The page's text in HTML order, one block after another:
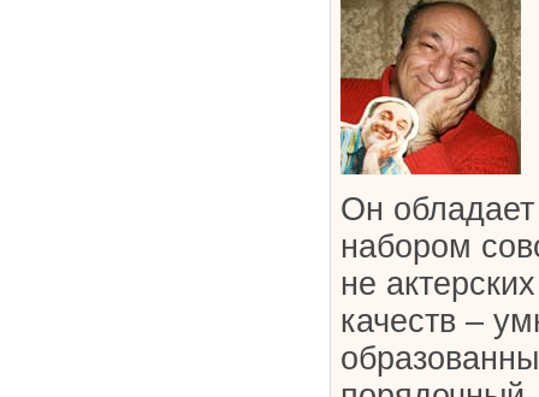
Он обладает
набором
не актерских
качеств –